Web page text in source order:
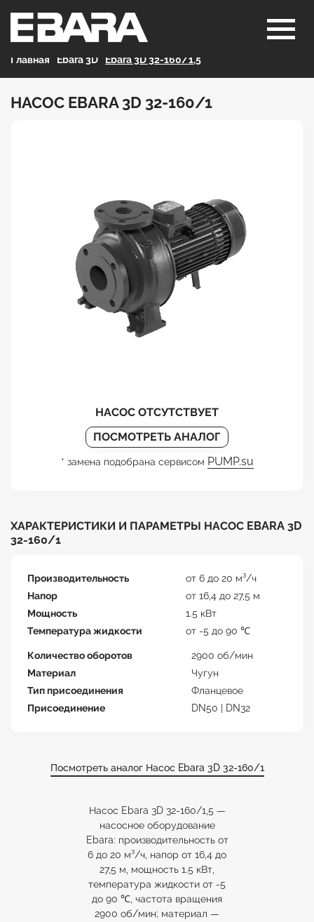
Главная Ebara 3D Ebara 3D 32-160/1,5
НАСОС EBARA 3D 32-160/1
НАСОС ОТСУТСТВУЕТ
ПОСМОТРЕТЬ АНАЛОГ
* замена подобрана сервисом PUMP.su
ХАРАКТЕРИСТИКИ И ПАРАМЕТРЫ НАСОС EBARA 3D
32-160/1
Производительность
от 6 до 20 м³/ч
Напор
от 16,4 до 27,5 м
Мощность
1.5 кВт
Температура жидкости
от -5 до 90 ℃
Количество оборотов
2900 об/мин
Материал
Чугун
Тип присоединения
Фланцевое
Присоединение
DN50 | DN32
Посмотреть аналог Насос Ebara 3D 32-160/1
Насос Ebara 3D 32-160/1,5 —
насосное оборудование
Ebara: производительность от
6 до 20 м³/ч, напор от 16,4 до
27,5 м, мощность 1.5 кВт,
температура жидкости от -5
до 90 ℃, частота вращения
2900 об/мин; материал —